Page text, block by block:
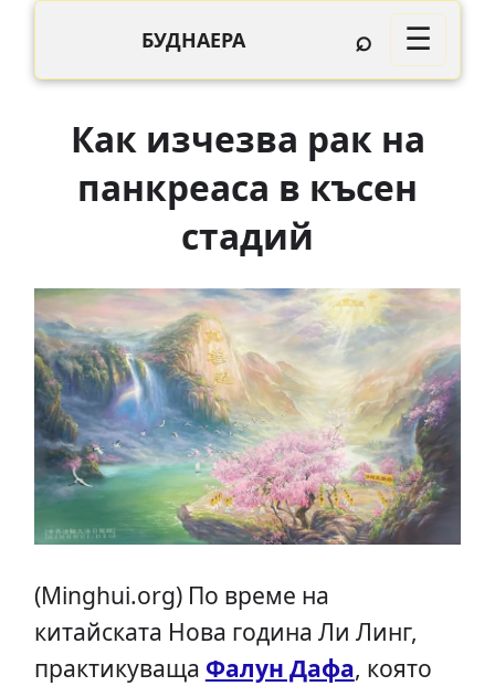
БУДНАЕРА ⌕ ☰
Как изчезва рак на
панкреаса в късен
стадий
(Minghui.org) По време на
китайската Нова година Ли Линг,
практикуваща Фалун Дафа, която